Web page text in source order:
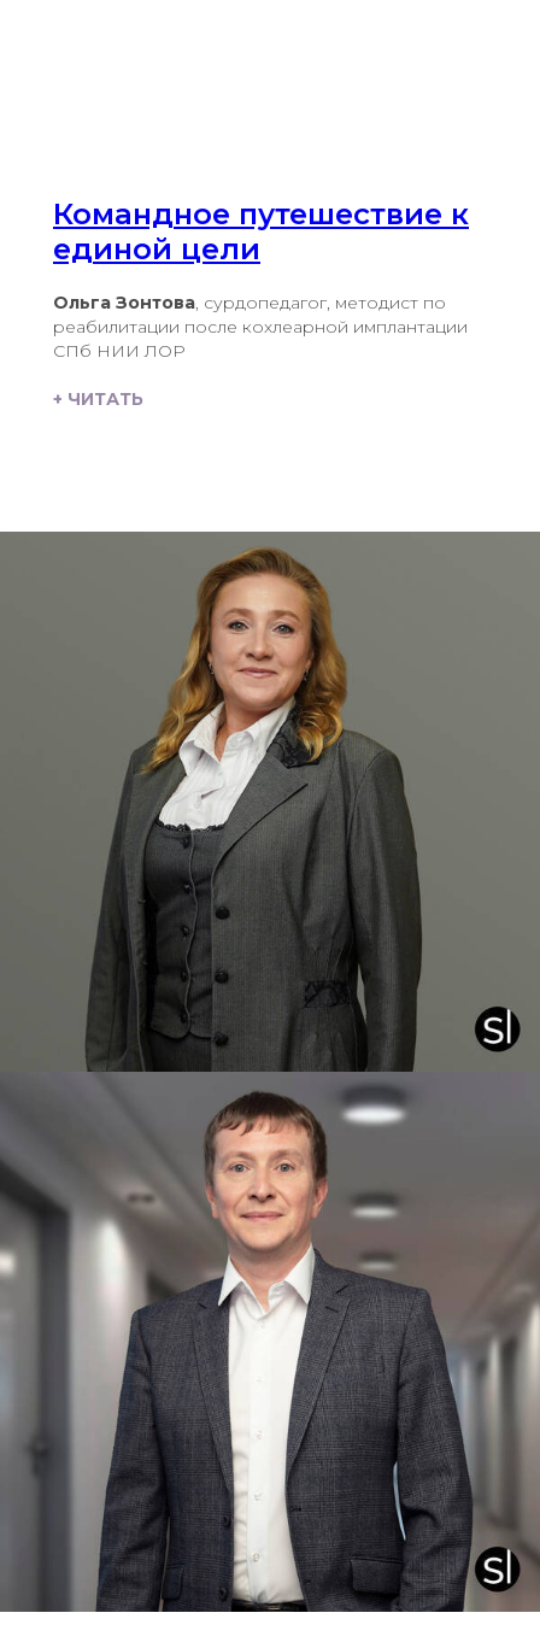
Командное путешествие к
единой цели
Ольга Зонтова, сурдопедагог, методист по
реабилитации после кохлеарной имплантации
СПб НИИ ЛОР
+ ЧИТАТЬ